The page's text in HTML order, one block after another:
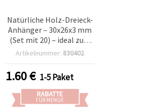
Natürliche Holz-Dreieck-
Anhänger – 30x26x3 mm
(Set mit 20) – ideal zum
Basteln, für
geometrische Deko
Artikelnummer: 830402
1.60€ 1-5 Paket
RABATTE
FÜR MENGE